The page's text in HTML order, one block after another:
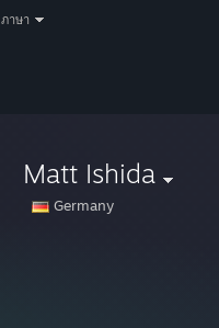
ภาษา
Matt Ishida
Germany